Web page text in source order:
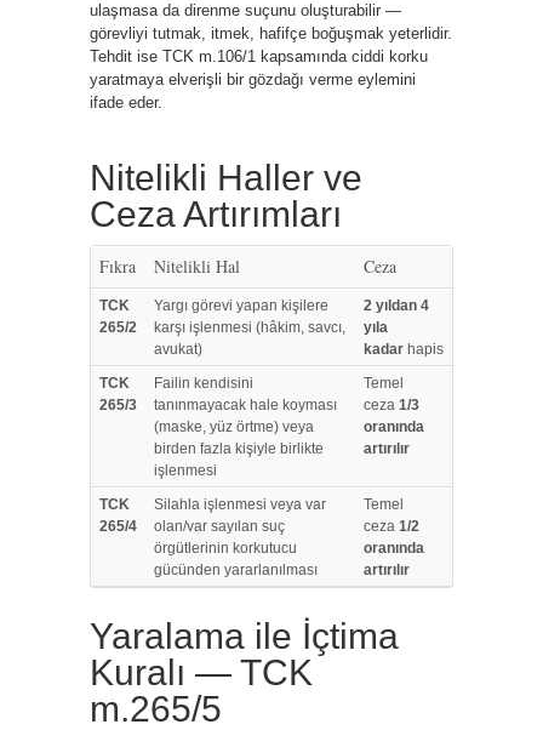
ulaşmasa da direnme suçunu oluşturabilir —
görevliyi tutmak, itmek, hafifçe boğuşmak yeterlidir.
Tehdit ise TCK m.106/1 kapsamında ciddi korku
yaratmaya elverişli bir gözdağı verme eylemini
ifade eder.
Nitelikli Haller ve
Ceza Artırımları
Fıkra Nitelikli Hal Ceza
TCK
265/2
Yargı görevi yapan kişilere
karşı işlenmesi (hâkim, savcı,
avukat)
2 yıldan 4
yıla
kadar hapis
TCK
265/3
Failin kendisini
tanınmayacak hale koyması
(maske, yüz örtme) veya
birden fazla kişiyle birlikte
işlenmesi
Temel
ceza 1/3
oranında
artırılır
TCK
265/4
Silahla işlenmesi veya var
olan/var sayılan suç
örgütlerinin korkutucu
gücünden yararlanılması
Temel
ceza 1/2
oranında
artırılır
Yaralama ile İçtima
Kuralı — TCK
m.265/5